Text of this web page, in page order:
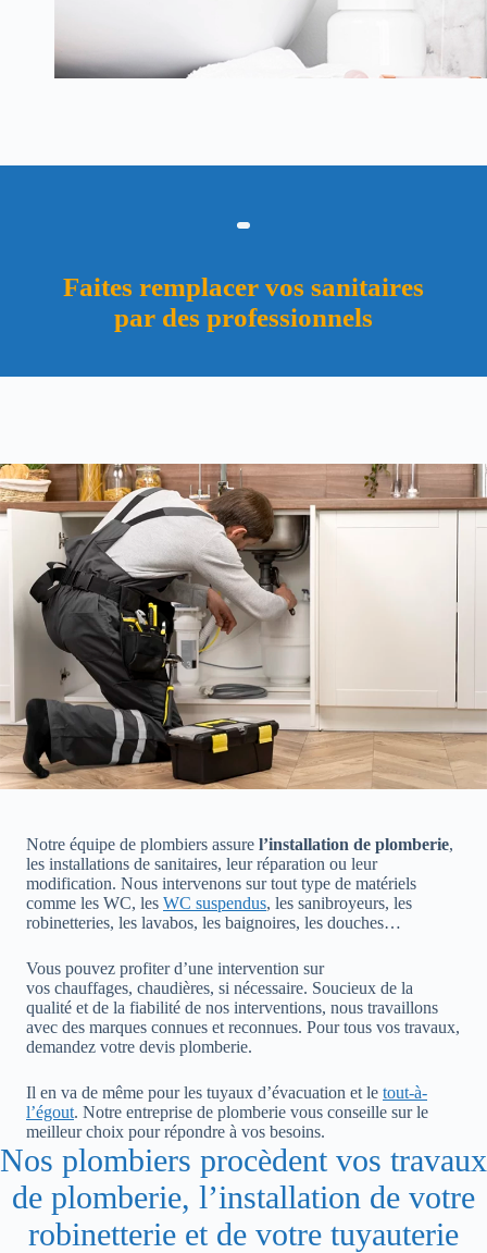
Faites remplacer vos sanitaires
par des professionnels
Notre équipe de plombiers assure l’installation de plomberie,
les installations de sanitaires, leur réparation ou leur
modification. Nous intervenons sur tout type de matériels
comme les WC, les WC suspendus, les sanibroyeurs, les
robinetteries, les lavabos, les baignoires, les douches…
Vous pouvez profiter d’une intervention sur
vos chauffages, chaudières, si nécessaire. Soucieux de la
qualité et de la fiabilité de nos interventions, nous travaillons
avec des marques connues et reconnues. Pour tous vos travaux,
demandez votre devis plomberie.
Il en va de même pour les tuyaux d’évacuation et le tout-à-
l’égout. Notre entreprise de plomberie vous conseille sur le
meilleur choix pour répondre à vos besoins.
Nos plombiers procèdent vos travaux
de plomberie, l’installation de votre
robinetterie et de votre tuyauterie